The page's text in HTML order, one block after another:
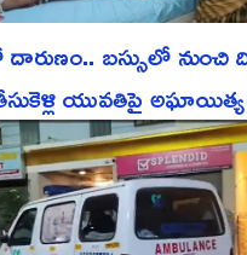
బస్సులో నుంచి
యువతిపై